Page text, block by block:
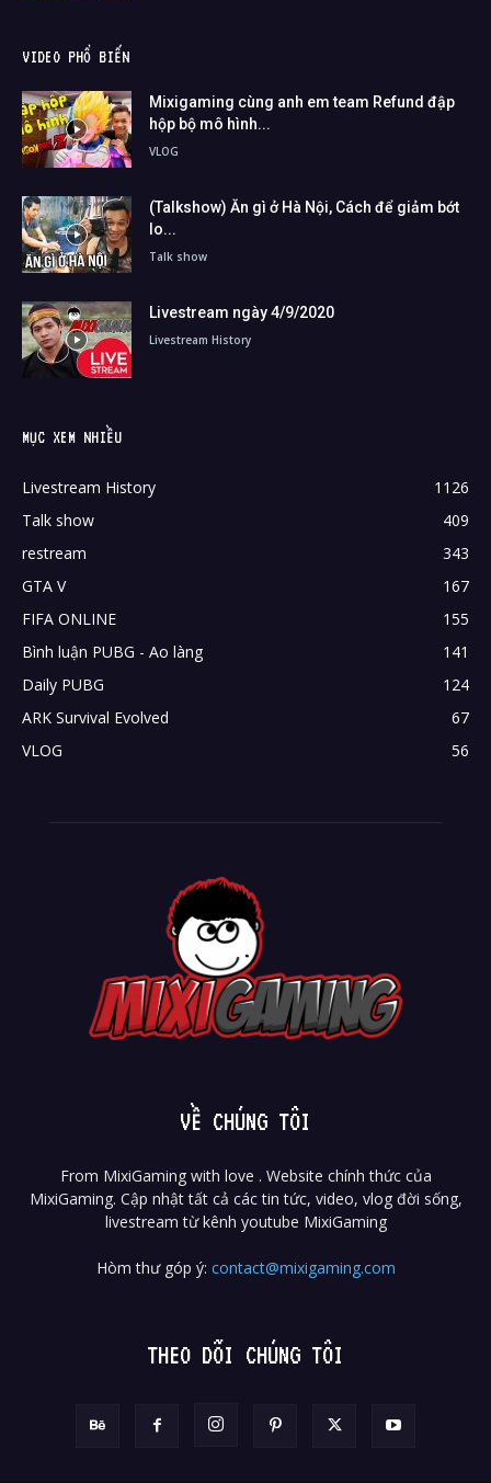
VIDEO PHỔ BIẾN
Mixigaming cùng anh em team Refund đập
hộp bộ mô hình...
VLOG
(Talkshow) Ăn gì ở Hà Nội, Cách để giảm bớt
lo...
Talk show
Livestream ngày 4/9/2020
Livestream History
MỤC XEM NHIỀU
Livestream History
1126
Talk show
409
restream
343
GTA V
167
FIFA ONLINE
155
Bình luận PUBG - Ao làng
141
Daily PUBG
124
ARK Survival Evolved
67
VLOG
56
VỀ CHÚNG TÔI
From MixiGaming with love . Website chính thức của
MixiGaming. Cập nhật tất cả các tin tức, video, vlog đời sống,
livestream từ kênh youtube MixiGaming
Hòm thư góp ý: contact@mixigaming.com
THEO DÕI CHÚNG TÔI